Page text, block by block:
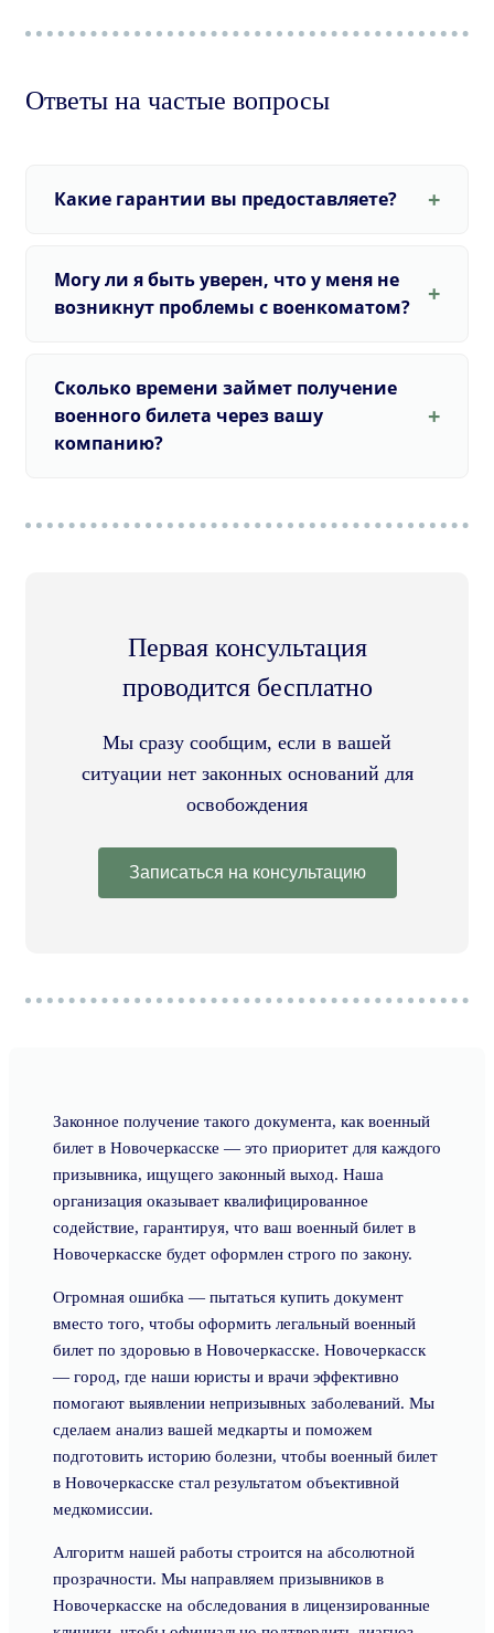
Ответы на частые вопросы
Какие гарантии вы предоставляете?
Могу ли я быть уверен, что у меня не
возникнут проблемы с военкоматом?
Сколько времени займет получение
военного билета через вашу
компанию?
Первая консультация
проводится бесплатно
Мы сразу сообщим, если в вашей
ситуации нет законных оснований для
освобождения
Записаться на консультацию
Законное получение такого документа, как военный
билет в Новочеркасске — это приоритет для каждого
призывника, ищущего законный выход. Наша
организация оказывает квалифицированное
содействие, гарантируя, что ваш военный билет в
Новочеркасске будет оформлен строго по закону.
Огромная ошибка — пытаться купить документ
вместо того, чтобы оформить легальный военный
билет по здоровью в Новочеркасске. Новочеркасск
— город, где наши юристы и врачи эффективно
помогают выявлении непризывных заболеваний. Мы
сделаем анализ вашей медкарты и поможем
подготовить историю болезни, чтобы военный билет
в Новочеркасске стал результатом объективной
медкомиссии.
Алгоритм нашей работы строится на абсолютной
прозрачности. Мы направляем призывников в
Новочеркасске на обследования в лицензированные